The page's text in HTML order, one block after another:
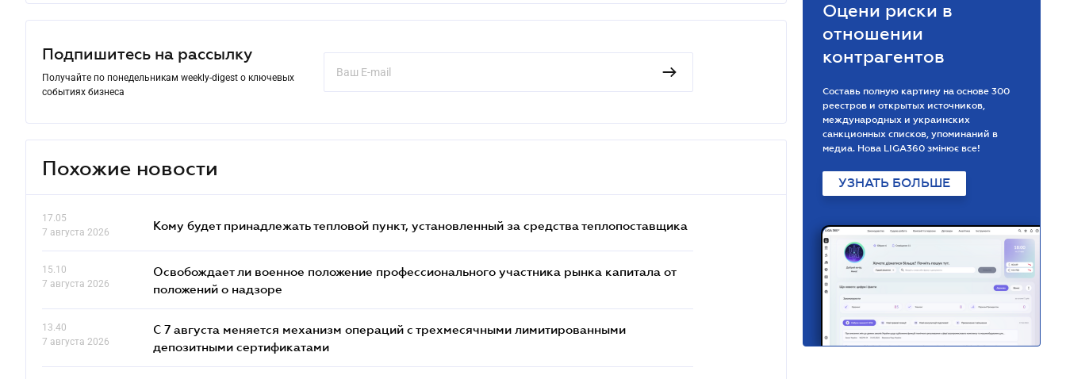
Подпишитесь на рассылку
Получайте по понедельникам weekly-digest о ключевых
событиях бизнеса
Похожие новости
17.05
7 августа 2026
Кому будет принадлежать тепловой пункт, установленный за средства теплопоставщика
15.10
7 августа 2026
Освобождает ли военное положение профессионального участника рынка капитала от
положений о надзоре
13.40
7 августа 2026
С 7 августа меняется механизм операций с трехмесячными лимитированными
депозитными сертификатами
Оцени риски в
отношении
контрагентов
Составь полную картину на основе 300
реестров и открытых источников,
международных и украинских
санкционных списков, упоминаний в
медиа. Нова LIGA360 змінює все!
УЗНАТЬ БОЛЬШЕ